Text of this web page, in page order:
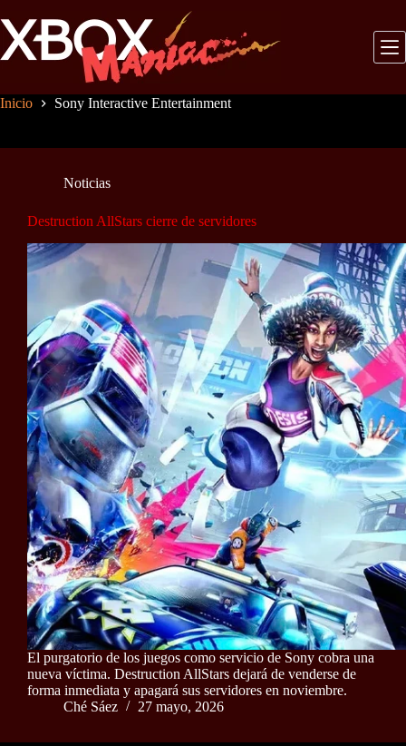
al
contenido
Inicio Sony Interactive Entertainment
Noticias
Destruction AllStars cierre de servidores
El purgatorio de los juegos como servicio de Sony cobra una
nueva víctima. Destruction AllStars dejará de venderse de
forma inmediata y apagará sus servidores en noviembre.
Ché Sáez
27 mayo, 2026